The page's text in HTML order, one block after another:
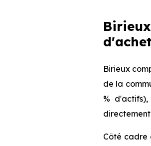
Birieux
de la
%
Côté cadre